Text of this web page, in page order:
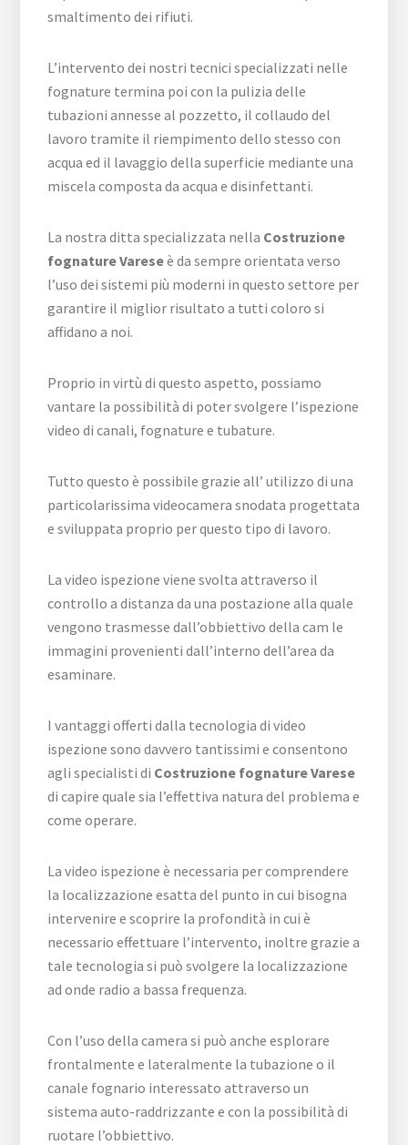
smaltimento dei rifiuti.
L’intervento dei nostri tecnici specializzati nelle
fognature termina poi con la pulizia delle
tubazioni annesse al pozzetto, il collaudo del
lavoro tramite il riempimento dello stesso con
acqua ed il lavaggio della superficie mediante una
miscela composta da acqua e disinfettanti.
La nostra ditta specializzata nella Costruzione
fognature Vareseè da sempre orientata verso
l’uso dei sistemi più moderni in questo settore per
garantire il miglior risultato a tutti coloro si
affidano a noi.
Proprio in virtù di questo aspetto, possiamo
vantare la possibilità di poter svolgere l’ispezione
video di canali, fognature e tubature.
Tutto questo è possibile grazie all’ utilizzo di una
particolarissima videocamera snodata progettata
e sviluppata proprio per questo tipo di lavoro.
La video ispezione viene svolta attraverso il
controllo a distanza da una postazione alla quale
vengono trasmesse dall’obbiettivo della cam le
immagini provenienti dall’interno dell’area da
esaminare.
I vantaggi offerti dalla tecnologia di video
ispezione sono davvero tantissimi e consentono
agli specialisti di Costruzione fognature Varese
di capire quale sia l’effettiva natura del problema e
come operare.
La video ispezione è necessaria per comprendere
la localizzazione esatta del punto in cui bisogna
intervenire e scoprire la profondità in cui è
necessario effettuare l’intervento, inoltre grazie a
tale tecnologia si può svolgere la localizzazione
ad onde radio a bassa frequenza.
Con l’uso della camera si può anche esplorare
frontalmente e lateralmente la tubazione o il
canale fognario interessato attraverso un
sistema auto-raddrizzante e con la possibilità di
ruotare l’obbiettivo.